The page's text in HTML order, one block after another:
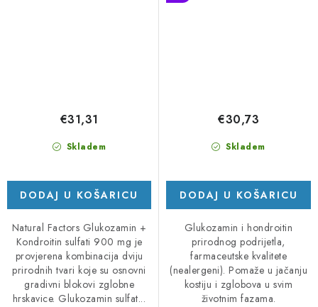
Skladem
€31,31
DODAJ U KOŠARICU
Natural Factors Glukozamin +
Kondroitin sulfati 900 mg je
provjerena kombinacija dviju
prirodnih tvari koje su osnovni
gradivni blokovi zglobne
hrskavice. Glukozamin sulfat...
Skladem
€30,73
DODAJ U KOŠARICU
Glukozamin i hondroitin
prirodnog podrijetla,
farmaceutske kvalitete
(nealergeni). Pomaže u jačanju
kostiju i zglobova u svim
životnim fazama.